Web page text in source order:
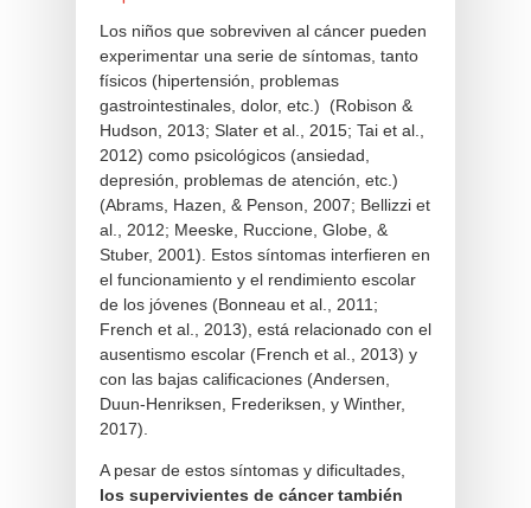
Los niños que sobreviven al cáncer pueden
experimentar una serie de síntomas, tanto
físicos (hipertensión, problemas
gastrointestinales, dolor, etc.) (Robison &
Hudson, 2013; Slater et al., 2015; Tai et al.,
2012) como psicológicos (ansiedad,
depresión, problemas de atención, etc.)
(Abrams, Hazen, & Penson, 2007; Bellizzi et
al., 2012; Meeske, Ruccione, Globe, &
Stuber, 2001). Estos síntomas interfieren en
el funcionamiento y el rendimiento escolar
de los jóvenes (Bonneau et al., 2011;
French et al., 2013), está relacionado con el
ausentismo escolar (French et al., 2013) y
con las bajas calificaciones (Andersen,
Duun-Henriksen, Frederiksen, y Winther,
2017).
A pesar de estos síntomas y dificultades,
los supervivientes de cáncer también